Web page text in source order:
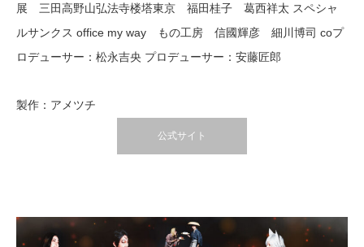
展 三田高野山弘法寺楼塔東京 福田桂子 葛西祥太 スペシャ
ルサンクス office my way もの工房 信國輝彦 細川博司 coプ
ロデューサー：松永吉央 プロデューサー：安藤匠郎
製作：アメツチ
公式サイト